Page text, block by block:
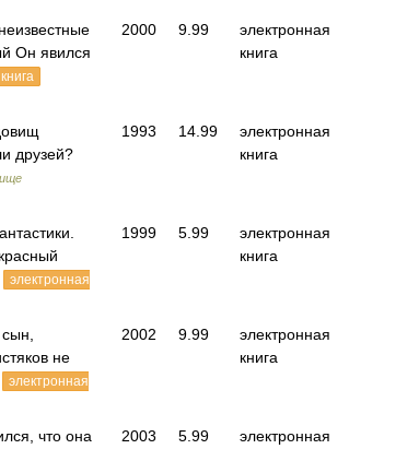
Он явился
2000 9.99
электронная
книга
друзей?
1993 14.99
электронная
книга
электронная
1999 5.99
электронная
книга
не
электронная
2002 9.99
электронная
книга
что она
2003 5.99
электронная